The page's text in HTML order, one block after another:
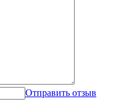
Отправить отзыв